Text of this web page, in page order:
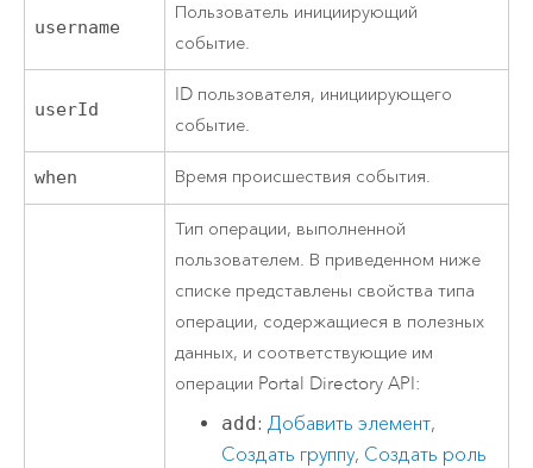
username
Пользователь инициирующий
событие.
userId
ID пользователя, инициирующего
событие.
when Время происшествия события.
Тип операции, выполненной
пользователем. В приведенном ниже
списке представлены свойства типа
операции, содержащиеся в полезных
данных, и соответствующие им
операции Portal Directory API:
add:Добавить элемент,
Создать группу, Создать роль